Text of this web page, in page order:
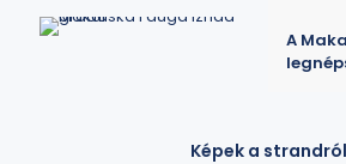
A
Képek a strandról